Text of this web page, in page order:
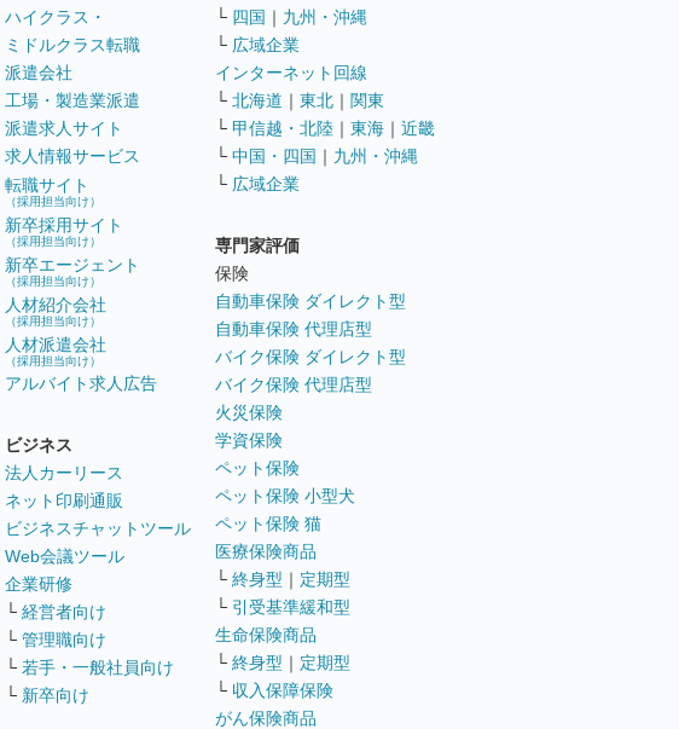
ハイクラス・
ミドルクラス転職
派遣会社
工場・製造業派遣
派遣求人サイト
求人情報サービス
転職サイト
（採用担当向け）
新卒採用サイト
（採用担当向け）
新卒エージェント
（採用担当向け）
人材紹介会社
（採用担当向け）
人材派遣会社
（採用担当向け）
アルバイト求人広告
ビジネス
法人カーリース
ネット印刷通販
ビジネスチャットツール
Web会議ツール
企業研修
└ 経営者向け
└ 管理職向け
└ 若手・一般社員向け
└ 新卒向け
└ 四国 ｜ 九州・沖縄
└ 広域企業
インターネット回線
└ 北海道 ｜ 東北 ｜ 関東
└ 甲信越・北陸 ｜ 東海 ｜ 近畿
└ 中国・四国 ｜ 九州・沖縄
└ 広域企業
専門家評価
保険
自動車保険 ダイレクト型
自動車保険 代理店型
バイク保険 ダイレクト型
バイク保険 代理店型
火災保険
学資保険
ペット保険
ペット保険 小型犬
ペット保険 猫
医療保険商品
└ 終身型 ｜ 定期型
└ 引受基準緩和型
生命保険商品
└ 終身型 ｜ 定期型
└ 収入保障保険
がん保険商品